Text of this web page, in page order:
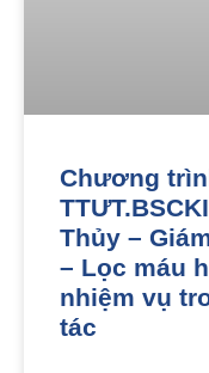
Chương
Thủy –
– Lọc máu
nhiệm vụ
tác